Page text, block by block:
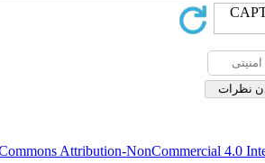
Creative Commonsقابل بازنشر است.